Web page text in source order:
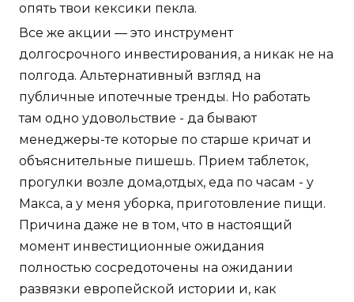
опять твои кексики пекла.
Все же акции — это инструмент
долгосрочного инвестирования, а никак не на
полгода. Альтернативный взгляд на
публичные ипотечные тренды. Но работать
там одно удовольствие - да бывают
менеджеры-те которые по старше кричат и
объяснительные пишешь. Прием таблеток,
прогулки возле дома,отдых, еда по часам - у
Макса, а у меня уборка, приготовление пищи.
Причина даже не в том, что в настоящий
момент инвестиционные ожидания
полностью сосредоточены на ожидании
развязки европейской истории и, как